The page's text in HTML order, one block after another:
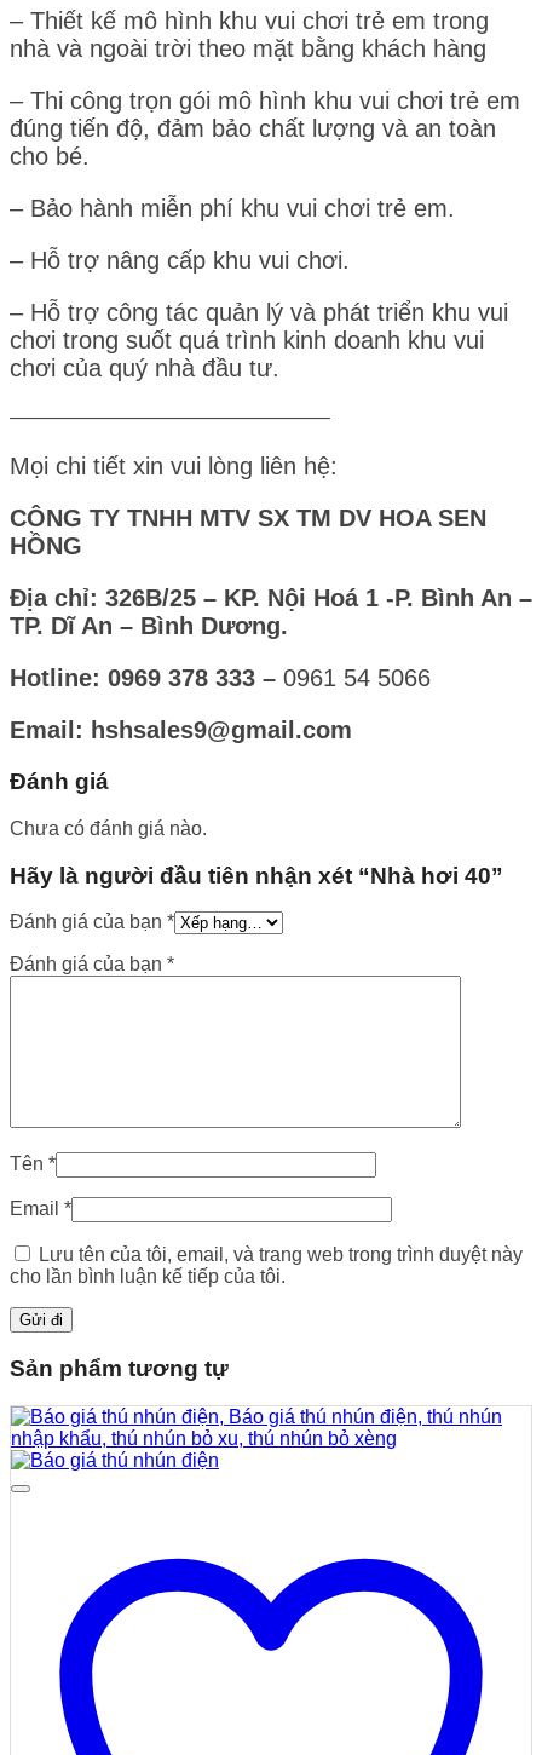
– Thiết kế mô hình khu vui chơi trẻ em trong
nhà và ngoài trời theo mặt bằng khách hàng
– Thi công trọn gói mô hình khu vui chơi trẻ em
đúng tiến độ, đảm bảo chất lượng và an toàn
cho bé.
– Bảo hành miễn phí khu vui chơi trẻ em.
– Hỗ trợ nâng cấp khu vui chơi.
– Hỗ trợ công tác quản lý và phát triển khu vui
chơi trong suốt quá trình kinh doanh khu vui
chơi của quý nhà đầu tư.
————————————————–
Mọi chi tiết xin vui lòng liên hệ:
CÔNG TY TNHH MTV SX TM DV HOA SEN
HỒNG
Địa chỉ: 326B/25 – KP. Nội Hoá 1 -P. Bình An –
TP. Dĩ An – Bình Dương.
Hotline: 0969 378 333 – 0961 54 5066
Email: hshsales9@gmail.com
Đánh giá
Chưa có đánh giá nào.
Hãy là người đầu tiên nhận xét “Nhà hơi 40”
Đánh giá của bạn *
Đánh giá của bạn *
Tên *
Email *
Lưu tên của tôi, email, và trang web trong trình duyệt này
cho lần bình luận kế tiếp của tôi.
Sản phẩm tương tự